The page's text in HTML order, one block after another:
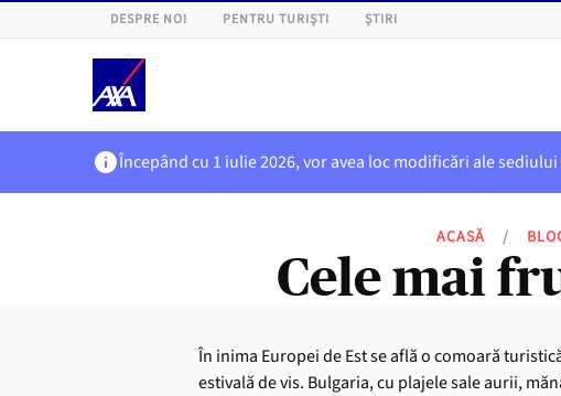
DESPRE NOI PENTRU TURIȘTI ȘTIRI
Începând cu 1 iulie 2026, vor avea loc modificări ale
ACASĂ /
Cele mai
În inima Europei de Est se află o comoară
estivală de vis. Bulgaria, cu plajele sale aurii,